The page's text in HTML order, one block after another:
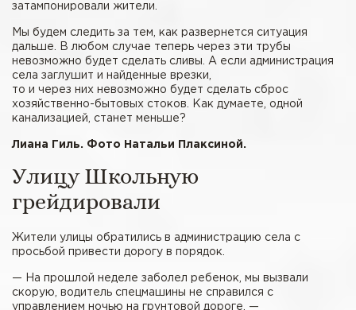
затампонировали жители.
Мы будем следить за тем, как развернется ситуация
дальше. В любом случае теперь через эти трубы
невозможно будет сделать сливы. А если администрация
села заглушит и найденные врезки,
то и через них невозможно будет сделать сброс
хозяйственно-бытовых стоков. Как думаете, одной
канализацией, станет меньше?
Лиана Гиль. Фото Натальи Плаксиной.
Улицу Школьную
грейдировали
Жители улицы обратились в администрацию села с
просьбой привести дорогу в порядок.
— На прошлой неделе заболел ребенок, мы вызвали
скорую, водитель спецмашины не справился с
управлением ночью на грунтовой дороге, —